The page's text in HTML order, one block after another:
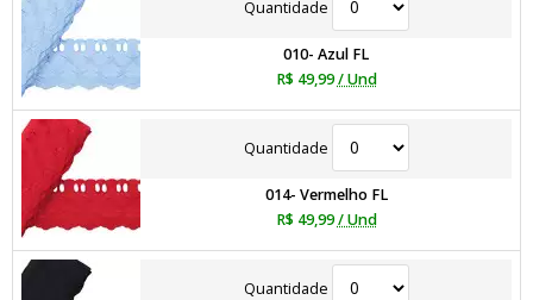
Quantidade
010- Azul FL
R$ 49,99 / Und
Quantidade
014- Vermelho FL
R$ 49,99 / Und
Quantidade